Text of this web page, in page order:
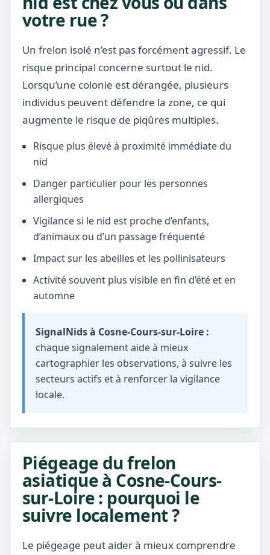
votre rue ?
Un frelon isolé n’est pas forcément agressif. Le
risque principal concerne surtout le nid.
Lorsqu’une colonie est dérangée, plusieurs
individus peuvent défendre la zone, ce qui
augmente le risque de piqûres multiples.
Risque plus élevé à proximité immédiate du
nid
Danger particulier pour les personnes
allergiques
Vigilance si le nid est proche d’enfants,
d’animaux ou d’un passage fréquenté
Impact sur les abeilles et les pollinisateurs
Activité souvent plus visible en fin d’été et en
automne
SignalNids à Cosne-Cours-sur-Loire :
chaque signalement aide à mieux
cartographier les observations, à suivre les
secteurs actifs et à renforcer la vigilance
locale.
Piégeage du frelon
asiatique à Cosne-Cours-
sur-Loire : pourquoi le
suivre localement ?
Le piégeage peut aider à mieux comprendre